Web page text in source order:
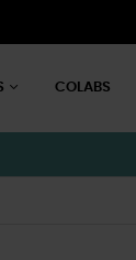
COLABS